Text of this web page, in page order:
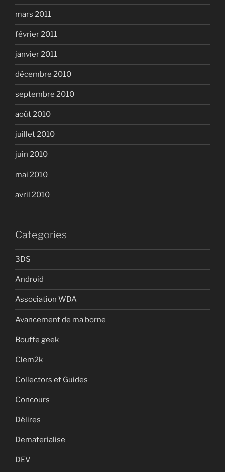
mars 2011
février 2011
janvier 2011
décembre 2010
septembre 2010
août 2010
juillet 2010
juin 2010
mai 2010
avril 2010
Categories
3DS
Android
Association WDA
Avancement de ma borne
Bouffe geek
Clem2k
Collectors et Guides
Concours
Délires
Dematerialise
DEV